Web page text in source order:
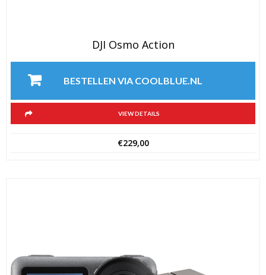
DJI Osmo Action
BESTELLEN VIA COOLBLUE.NL
VIEW DETAILS
€229,00